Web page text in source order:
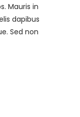
Mauris in
dapibus
Sed non